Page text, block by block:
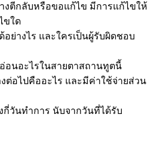
งตีกลับหรือขอแก้ไข มีการแก้ไขให้
ขใด
ย่างไร และใครเป็นผู้รับผิดชอบ
อนอะไรในสายตาสถานทูตนี้
ต่อไปคืออะไร และมีค่าใช้จ่ายส่วน
กี่วันทำการ นับจากวันที่ได้รับ